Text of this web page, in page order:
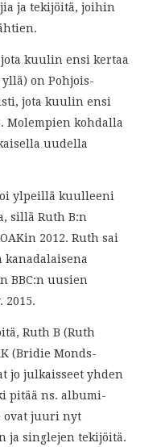
ja tekijöitä, joihin
kuulin ensi kertaa
on Pohjois-
jota kuulin ensi
Molempien kohdalla
uudella
ylpeillä kuulleeni
sillä Ruth B:n
2012. Ruth sai
BBC:n uusien
Ruth B (Ruth
(Bridie Monds-
jo julkaisseet yhden
pitää ns. albumi-
ovat juuri nyt
ja singlejen tekijöitä.